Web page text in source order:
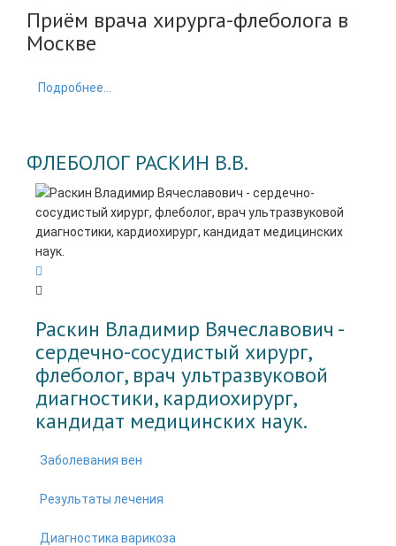
Приём врача хирурга-флеболога в
Москве
Подробнее...
ФЛЕБОЛОГ РАСКИН В.В.
Раскин Владимир Вячеславович -
cердечно-сосудистый хирург,
флеболог, врач ультразвуковой
диагностики, кардиохирург,
кандидат медицинских наук.
Заболевания вен
Результаты лечения
Диагностика варикоза